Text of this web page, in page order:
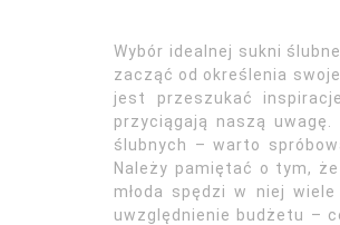
Wybór idealnej sukni
zacząć od określenia
jest przeszukać
przyciągają naszą
ślubnych – warto
Należy pamiętać o tym,
młoda spędzi w niej
uwzględnienie budżetu –